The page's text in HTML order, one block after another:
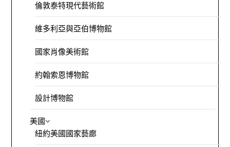
倫敦泰特現代藝術館
維多利亞與亞伯博物館
國家肖像美術館
約翰索恩博物館
設計博物館
美國
紐約美國國家藝廊